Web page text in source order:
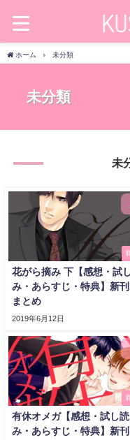
ホーム 未分類
未分類
未
花がら摘み 下【感想・試
み・あらすじ・特典】新
まとめ
2019年6月12日
有休オメガ【感想・試し読
み・あらすじ・特典】新